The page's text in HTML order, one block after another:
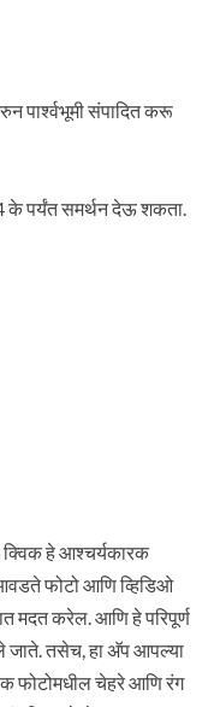
पार्श्वभूमी संपादित करू
के पर्यंत समर्थन देऊ शकता.
क्विक हे आश्चर्यकारक
फोटो आणि व्हिडिओ
मदत करेल. आणि हे परिपूर्ण
तसेच, हा अ‍ॅप आपल्या
फोटोमधील चेहरे आणि रंग